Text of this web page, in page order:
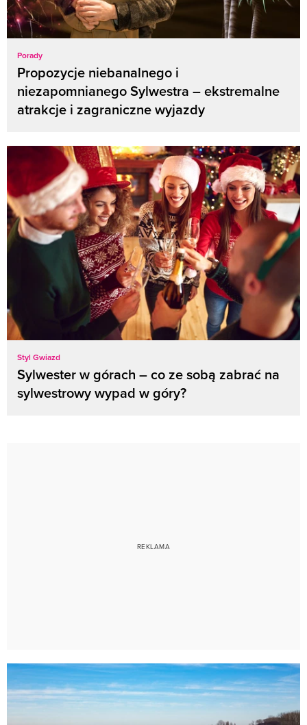
Porady
Propozycje niebanalnego i
niezapomnianego Sylwestra – ekstremalne
atrakcje i zagraniczne wyjazdy
Styl Gwiazd
Sylwester w górach – co ze sobą zabrać na
sylwestrowy wypad w góry?